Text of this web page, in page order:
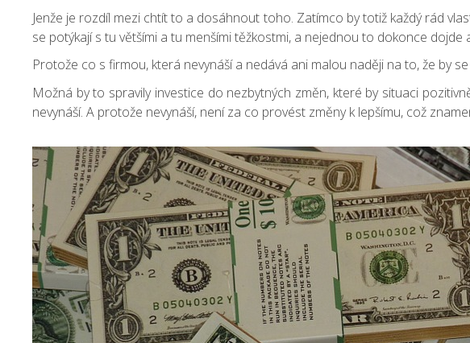
Jenže je rozdíl mezi chtít to a dosáhnout toho. Zatímco by totiž každý rád
se potýkají s tu většími a tu menšími těžkostmi, a nejednou to dokonce dojde
Protože co s firmou, která nevynáší a nedává ani malou naději na to, že by
Možná by to spravily investice do nezbytných změn, které by situaci
nevynáší. A protože nevynáší, není za co provést změny k lepšímu, což